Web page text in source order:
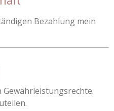
Bezahlung mein
Gewährleistungsrechte.